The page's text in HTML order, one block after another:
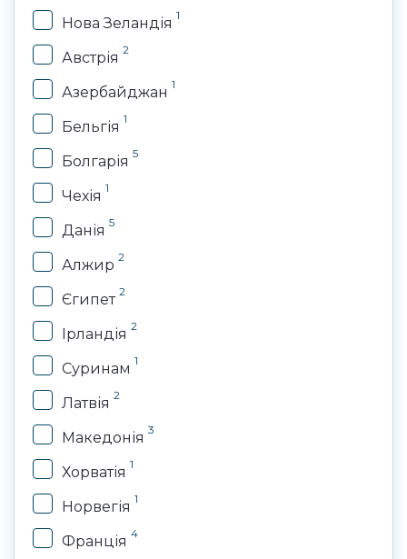
Нова Зеландія 1
Австрія 2
Азербайджан 1
Бельгія 1
Болгарія 5
Чехія 1
Данія 5
Алжир 2
Єгипет 2
Ірландія 2
Суринам 1
Латвія 2
Македонія 3
Хорватія 1
Норвегія 1
Франція 4